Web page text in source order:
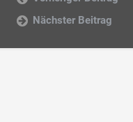
Nächster Beitrag